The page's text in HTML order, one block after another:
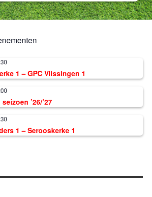
1 – GPC Vlissingen 1
’26/’27
1 – Serooskerke 1